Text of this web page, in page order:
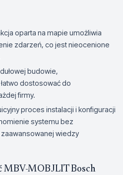
oparta na mapie umożliwia
zdarzeń, co jest nieocenione
budowie,
dostosować do
firmy.
proces instalacji i konfiguracji
systemu bez
wiedzy
MBV-MOBJLIT Bosch